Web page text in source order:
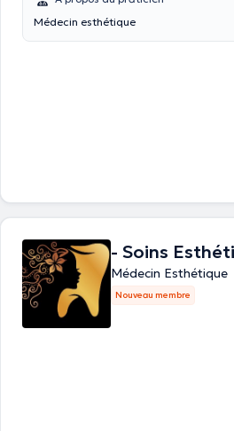
Médecin esthétique
- Soins
Médecin Esthétique
Nouveau membre